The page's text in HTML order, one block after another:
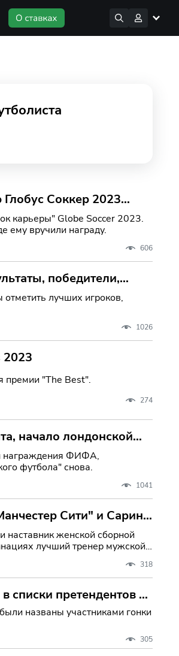
Соккер 2023
карьеры" Globe Soccer 2023.
ему вручили награду.
606
победители,
лучших игроков,
1026
2023
премии "The Best".
274
начало лондонской
награждения ФИФА,
футбола" снова.
1041
Сити" и Сарина
наставник женской сборной
лучший тренер мужской
318
претендентов на
названы участниками гонки
305